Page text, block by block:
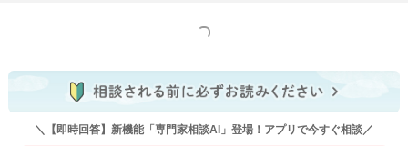
もっと見る
＼【即時回答】新機能「専門家相談AI」登場！アプリで今すぐ相談／